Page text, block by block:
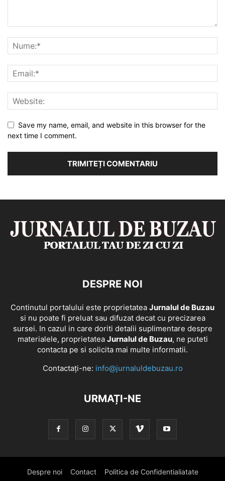
Save my name, email, and website in this browser for the
next time I comment.
DESPRE NOI
Continutul portalului este proprietatea Jurnalul de Buzau
si nu poate fi preluat sau difuzat decat cu precizarea
sursei. In cazul in care doriti detalii suplimentare despre
materialele, proprietatea Jurnalul de Buzau, ne puteti
contacta pe si solicita mai multe informatii.
Contactați-ne: info@jurnaluldebuzau.ro
URMAȚI-NE
Despre noi Contact Politica de Confidentialiatate